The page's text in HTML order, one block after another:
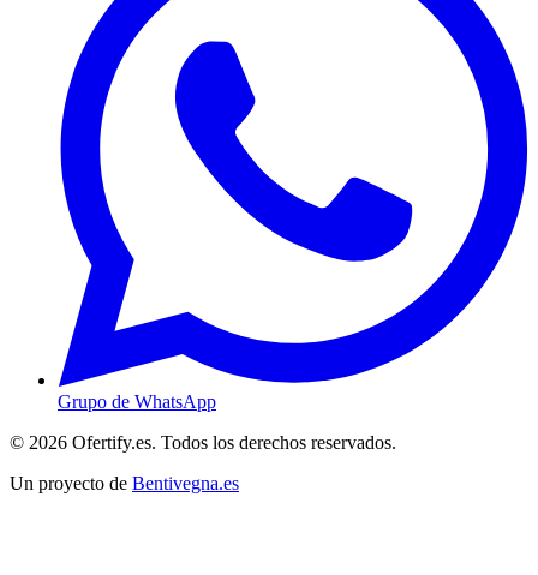
Grupo de WhatsApp
© 2026 Ofertify.es. Todos los derechos reservados.
Un proyecto de Bentivegna.es